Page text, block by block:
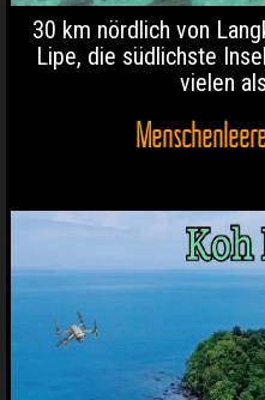
30 km nördlich von
Lipe, die südlichste
vielen